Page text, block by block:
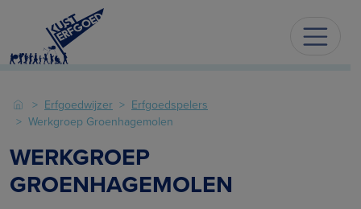
Erfgoedwijzer
Erfgoedspelers
Werkgroep Groenhagemolen
WERKGROEP
GROENHAGEMOLEN